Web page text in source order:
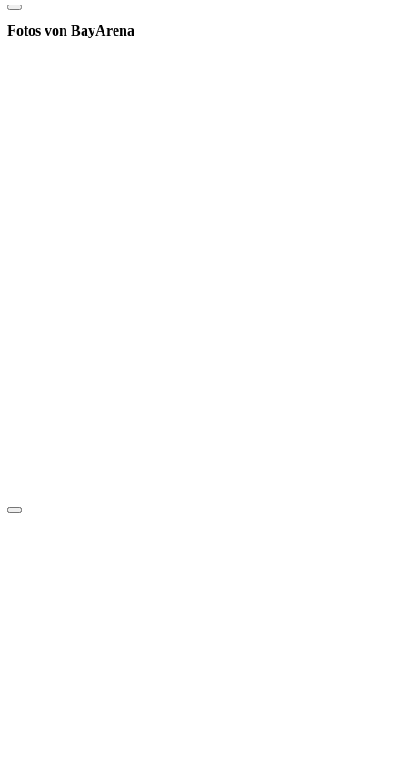
Fotos von BayArena